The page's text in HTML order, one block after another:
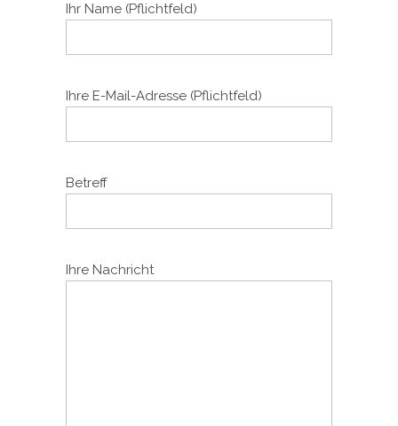
Ihr Name (Pflichtfeld)
Ihre E-Mail-Adresse (Pflichtfeld)
Betreff
Ihre Nachricht